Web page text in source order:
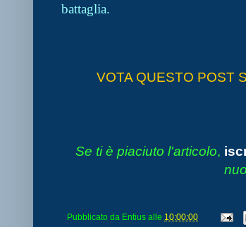
battaglia.
VOTA QUESTO POST
Se ti è piaciuto l'articolo,
Pubblicato da Entius alle 10:00:00